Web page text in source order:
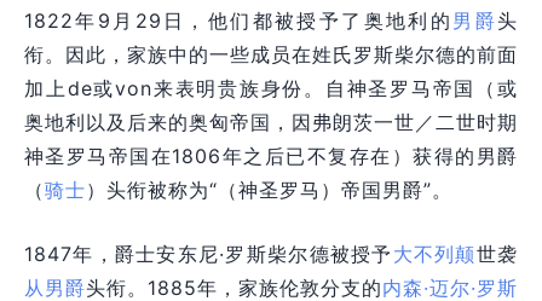
1822年9月29日，他们都被授予了奥地利的 男爵头
衔。因此，家族中的一些成员在姓氏罗斯柴尔德的前面
加上de或von来表明贵族身份。自神圣罗马 帝国
（或
奥地利以及后来的奥匈帝国 ，因弗朗茨一世／二世时期
神圣罗马 帝国在1806年之后已不复存在）获得的男爵
（骑士）头衔被称为“（神圣罗马） 帝国男爵”。
1847年，爵士安东尼·罗斯柴尔德被授予大不列颠世袭
从男爵头衔。1885年，家族伦敦分支的内森·迈尔·罗斯